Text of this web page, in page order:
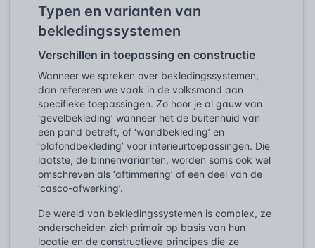
Typen en varianten van
bekledingssystemen
Verschillen in toepassing en constructie
Wanneer we spreken over bekledingssystemen,
dan refereren we vaak in de volksmond aan
specifieke toepassingen. Zo hoor je al gauw van
‘gevelbekleding’ wanneer het de buitenhuid van
een pand betreft, of ‘wandbekleding’ en
‘plafondbekleding’ voor interieurtoepassingen. Die
laatste, de binnenvarianten, worden soms ook wel
omschreven als ‘aftimmering’ of een deel van de
‘casco-afwerking’.
De wereld van bekledingssystemen is complex, ze
onderscheiden zich primair op basis van hun
locatie en de constructieve principes die ze